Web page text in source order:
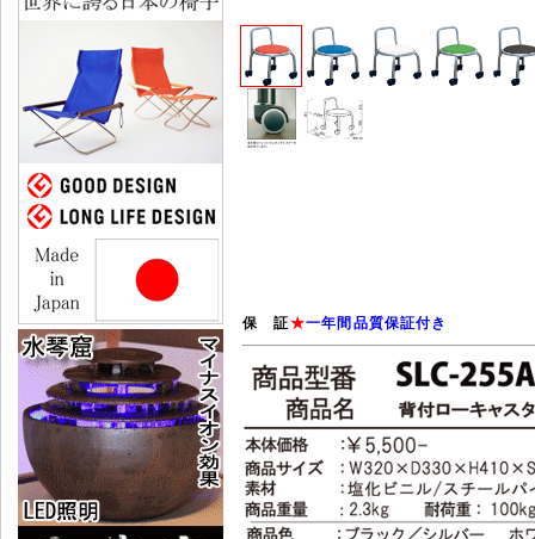
保 証★一年間品質保証付き